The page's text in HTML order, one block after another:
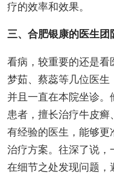
疗的效率和效果。
三、合肥银康的医生团
看病，较重要的还是看
梦茹、蔡蕊等几位医生
并且一直在本院坐诊。
患者，擅长治疗牛皮癣
有经验的医生，能够更
治疗方案。往深了说，
在细节之处发现问题